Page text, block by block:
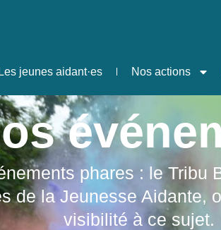
Les jeunes aidant·es Nos actions
phares : le Tribu
de la Jeunesse Aidante,
visibilité à ce sujet.